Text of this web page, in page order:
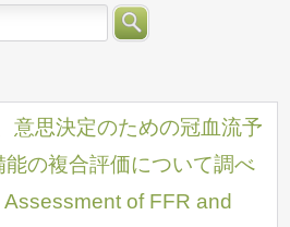
意思決定のための冠血流予
の複合評価について調べ
of FFR and